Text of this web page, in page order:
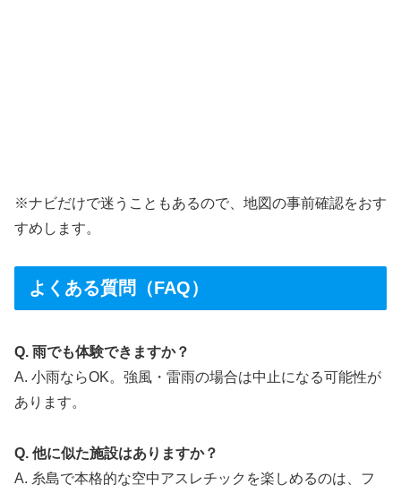
※ナビだけで迷うこともあるので、地図の事前確認をおす
すめします。
よくある質問（FAQ）
Q. 雨でも体験できますか？
A. 小雨ならOK。強風・雷雨の場合は中止になる可能性が
あります。
Q. 他に似た施設はありますか？
A. 糸島で本格的な空中アスレチックを楽しめるのは、フ